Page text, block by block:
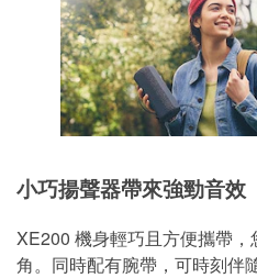
小巧揚聲器帶來強勁音效
XE200 機身輕巧且方便攜帶
角。同時配有腕帶，可時刻伴